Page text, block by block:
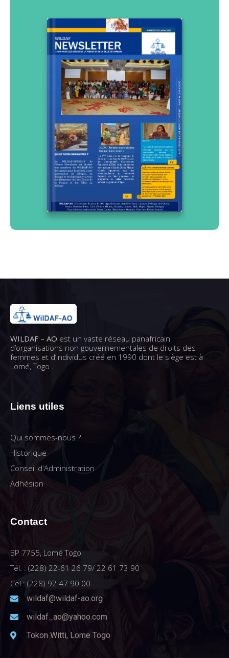
WILDAF – AO est un vaste réseau panafricain
d’organisations non gouvernementales de droits des
femmes et d’individus créé en 1990 dont le siège est à
Lomé, Togo .
Liens utiles
Qui sommes-nous ?
Historique
Conseil d'Administration
Adhésion
Contact
BP 7755, Lomé Togo
Tél. : (228) 22-61 26 79/ 22 61 73 90
Cel : (228) 92 47 90 00
wildaf@wildaf-ao.org
wildaf_ao@yahoo.com
Tokon Witti, Lome Togo